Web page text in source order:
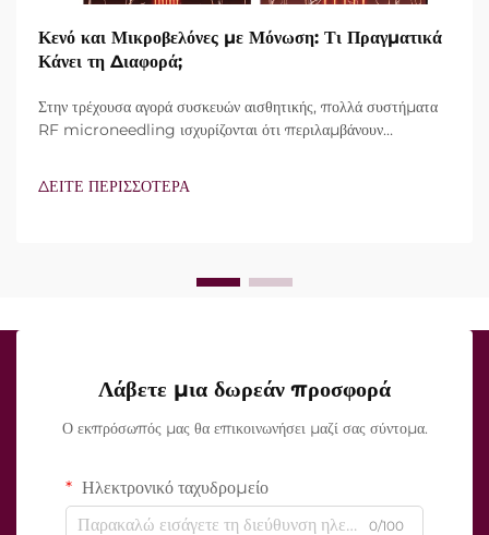
Κενό και Μικροβελόνες με Μόνωση: Τι Πραγματικά
Κάνει τη Διαφορά;
Στην τρέχουσα αγορά συσκευών αισθητικής, πολλά συστήματα
RF microneedling ισχυρίζονται ότι περιλαμβάνουν
χαρακτηριστικά υπάρχουν, αλλά πώς λειτουργούν ακριβώς κατά
ΔΕΙΤΕ ΠΕΡΙΣΣΟΤΕΡΑ
Λάβετε μια δωρεάν προσφορά
Ο εκπρόσωπός μας θα επικοινωνήσει μαζί σας σύντομα.
Ηλεκτρονικό ταχυδρομείο
0/100